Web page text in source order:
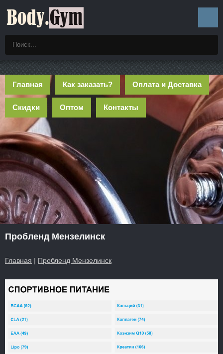
Главная Как заказать? Оплата и Доставка
Скидки Оптом Контакты
Пробленд Мензелинск
Главная | Пробленд Мензелинск